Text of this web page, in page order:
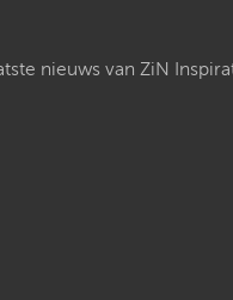
nieuws van ZiN